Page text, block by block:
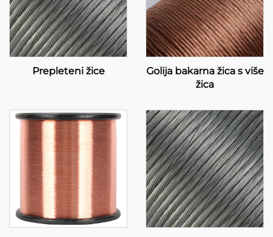
Prepleteni žice
Golija bakarna žica s više
žica